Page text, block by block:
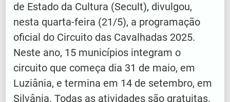
de Estado da Cultura (Secult), divulgou,
nesta quarta-feira (21/5), a programação
oficial do Circuito das Cavalhadas 2025.
Neste ano, 15 municípios integram o
circuito que começa dia 31 de maio, em
Luziânia, e termina em 14 de setembro, em
Silvânia. Todas as atividades são gratuitas.